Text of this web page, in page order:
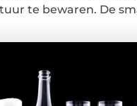
te bewaren. De